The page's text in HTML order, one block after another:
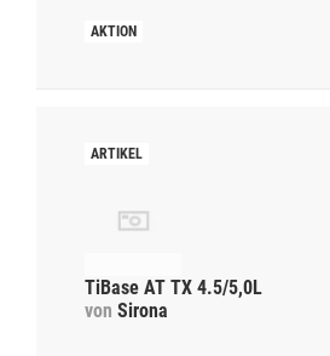
TiBase AT TX 4.5/5,0L
von Sirona